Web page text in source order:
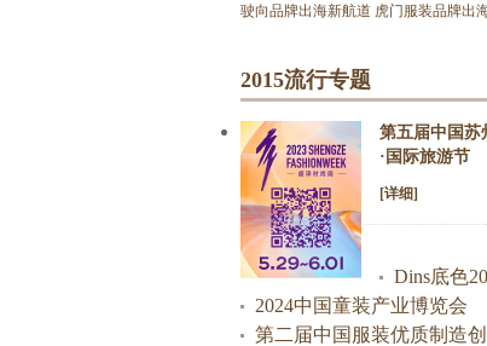
驶向品牌出海新航道 虎门服装品牌出
2015流行专题
第五届中国苏
·国际旅游节
[详细]
2024中国童装产业博览会
第二届中国服装优质制造